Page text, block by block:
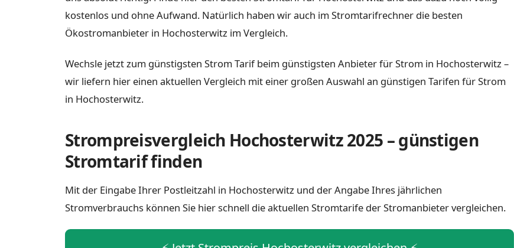
kostenlos und ohne Aufwand. Natürlich haben wir auch im Stromtarifrechner die besten
Ökostromanbieter in Hochosterwitz im Vergleich.
Wechsle jetzt zum günstigsten Strom Tarif beim günstigsten Anbieter für Strom in Hochosterwitz –
wir liefern hier einen aktuellen Vergleich mit einer großen Auswahl an günstigen Tarifen für Strom
in Hochosterwitz.
Strompreisvergleich Hochosterwitz 2025 – günstigen
Stromtarif finden
Mit der Eingabe Ihrer Postleitzahl in Hochosterwitz und der Angabe Ihres jährlichen
Stromverbrauchs können Sie hier schnell die aktuellen Stromtarife der Stromanbieter vergleichen.